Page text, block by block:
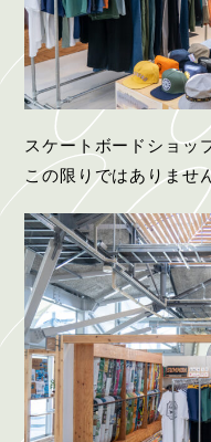
スケートボードショッ
この限りではありませ